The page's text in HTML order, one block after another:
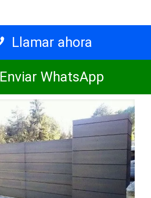
Llamar ahora
Enviar WhatsApp